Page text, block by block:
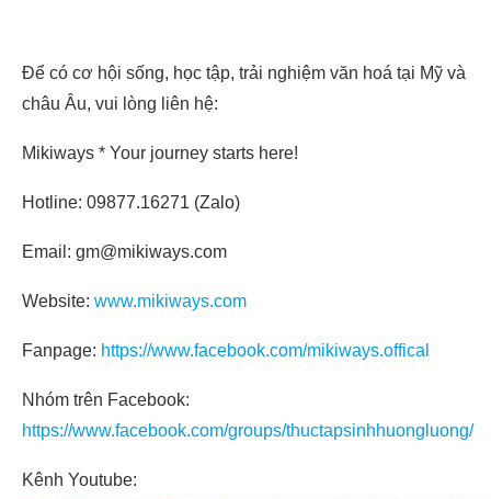
Để có cơ hội sống, học tập, trải nghiệm văn hoá tại Mỹ và
châu Âu, vui lòng liên hệ:
Mikiways * Your journey starts here!
Hotline: 09877.16271 (Zalo)
Email: gm@mikiways.com
Website: www.mikiways.com
Fanpage: https://www.facebook.com/mikiways.offical
Nhóm trên Facebook:
https://www.facebook.com/groups/thuctapsinhhuongluong/
Kênh Youtube: